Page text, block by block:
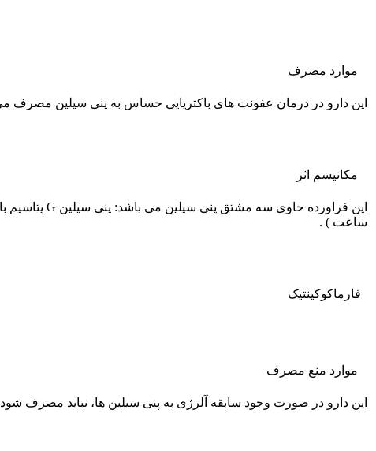
موارد مصرف
این دارو در درمان عفونت های باکتریایی حساس به پنی سیلین مصرف
مکانیسم اثر
ساعت ) .
فارماکوکينتيک
موارد منع مصرف
این دارو در صورت وجود سابقه آلرژی به پنی سیلین ها، نباید مصرف